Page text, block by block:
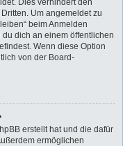
Dies verhindert den
Um angemeldet zu
beim Anmelden
dich an einem öffentlichen
Wenn diese Option
von der Board-
erstellt hat und die dafür
ermöglichen